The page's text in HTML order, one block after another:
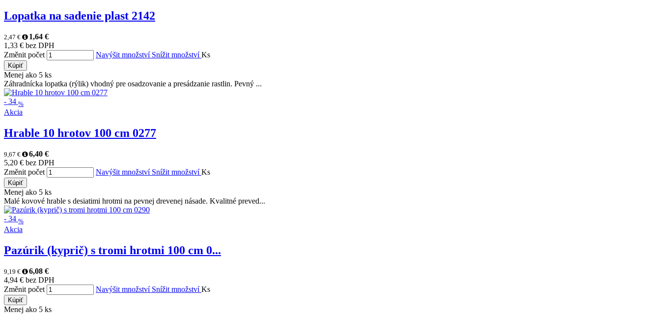
Lopatka na sadenie plast 2142
2,47 €
1,64 €
1,33 € bez DPH
Změnit počet
Navýšit množství Snížit množstvíKs
Kúpiť
Menej ako 5 ks
Záhradnícka lopatka (rýlik) vhodný pre osadzovanie a presádzanie rastlin. Pevný ...
- 34 %
Akcia
Hrable 10 hrotov 100 cm 0277
9,67 €
6,40 €
5,20 € bez DPH
Změnit počet
Navýšit množství Snížit množstvíKs
Kúpiť
Menej ako 5 ks
Malé kovové hrable s desiatimi hrotmi na pevnej drevenej násade. Kvalitné preved...
- 34 %
Akcia
Pazúrik (kyprič) s tromi hrotmi 100 cm 0...
9,19 €
6,08 €
4,94 € bez DPH
Změnit počet
Navýšit množství Snížit množstvíKs
Kúpiť
Menej ako 5 ks